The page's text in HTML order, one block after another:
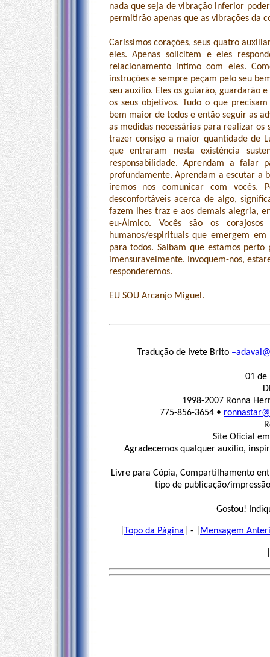
nada que seja de vibração inferior
permitirão apenas que as vibrações da
Caríssimos corações, seus quatro
eles. Apenas solicitem e eles
relacionamento íntimo com eles.
instruções e sempre peçam pelo seu
seu auxílio. Eles os guiarão, guardarão
os seus objetivos. Tudo o que
bem maior de todos e então seguir as
as medidas necessárias para realizar
trazer consigo a maior quantidade de
que entraram nesta existência
responsabilidade. Aprendam a falar
profundamente. Aprendam a escutar a
iremos nos comunicar com vocês.
desconfortáveis acerca de algo,
fazem lhes traz e aos demais alegria,
eu-Álmico. Vocês são os
humanos/espirituais que emergem
para todos. Saibam que estamos
imensuravelmente. Invoquem-nos,
responderemos.
EU SOU Arcanjo Miguel.
Tradução de Ivete Brito –
01 de
1998-2007 Ronna
775-856-3654 •
Site Oficial
Agradecemos qualquer auxílio,
Livre para Cópia, Compartilhamento
tipo de publicação/
Gostou!
Topo da Página | - | Mensagem